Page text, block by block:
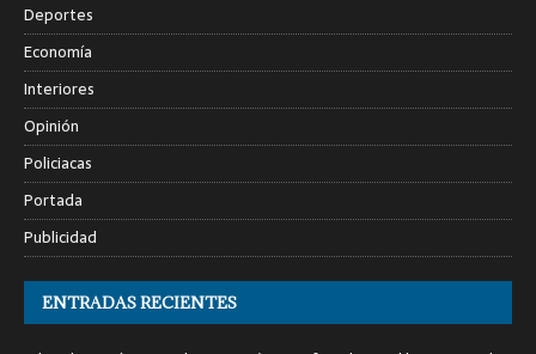
Deportes
Economía
Interiores
Opinión
Policiacas
Portada
Publicidad
ENTRADAS RECIENTES